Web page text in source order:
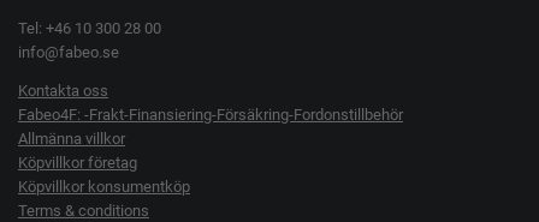
Tel: +46 10 300 28 00
info@fabeo.se
Kontakta oss
Fabeo4F: -Frakt-Finansiering-Försäkring-Fordonstillbehör
Allmänna villkor
Köpvillkor företag
Köpvillkor konsumentköp
Terms & conditions